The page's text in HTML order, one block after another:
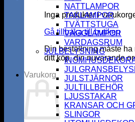
Inga produkter i
Gå tillbaka till butiken
Din beställning måste ha
ditt köp, din nuvarande
Varukorg
NATTLAMPOR
TAKLAMPOR
TVÄTTSTUGA
VÄGGLAMPOR
VARDAGSRUM
JULBELYSNING
JULSTJÄRNOR
JULTILLBEHÖR
LJUSSTAKAR
KRANSAR OCH
SLINGOR